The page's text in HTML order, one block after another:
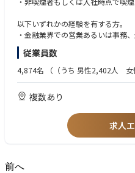
保険契約に関わる入口（契約の引
の諸手続きの実務から将来的には
・保険申込みの承諾に関する業務（
・保険契約（第一分野・第三分野
・保険契約の名義変更や保障変更
・保険料の請求および収納に関す
・契約管理事務・サービス・基盤
ビスデザイン部）
※契約管理に関わる事務を担当す
③マーケティングスタッフ（マーケ
以下いずれかの経験を有する方。
・金融業界での営業あるいは事務
方
・業界問わずマーケティングの経験
・広告代理店あるいは事業会社で
＜歓迎要件＞
以下いずれかの経験を有する方。
・金融業界での実務経験
・法人営業の実務経験
・生保業界/損保業界での代理店営
よりも社員の健康維持・増進のた
従業員数
4,874名 （（うち 男性2,402人
複数あり
求人
前へ